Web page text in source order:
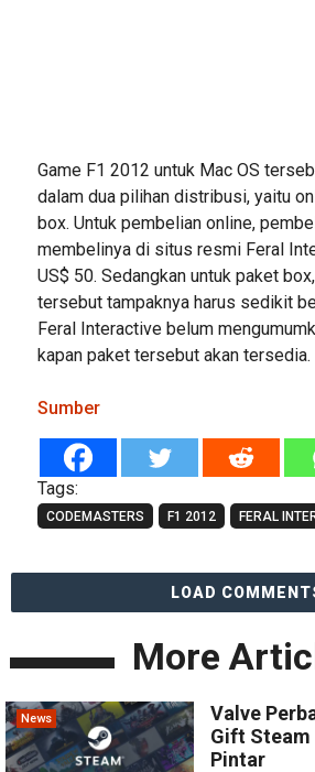
Game F1 2012 untuk Mac OS
dalam dua pilihan distribusi, yaitu
box. Untuk pembelian online,
membelinya di situs resmi Feral
US$ 50. Sedangkan untuk paket
tersebut tampaknya harus sedikit
Feral Interactive belum
kapan paket tersebut akan tersedia.
Sumber
Tags:
CODEMASTERS F1 2012 FERAL
LOAD
More
News
Valve
Gift Steam
Pintar